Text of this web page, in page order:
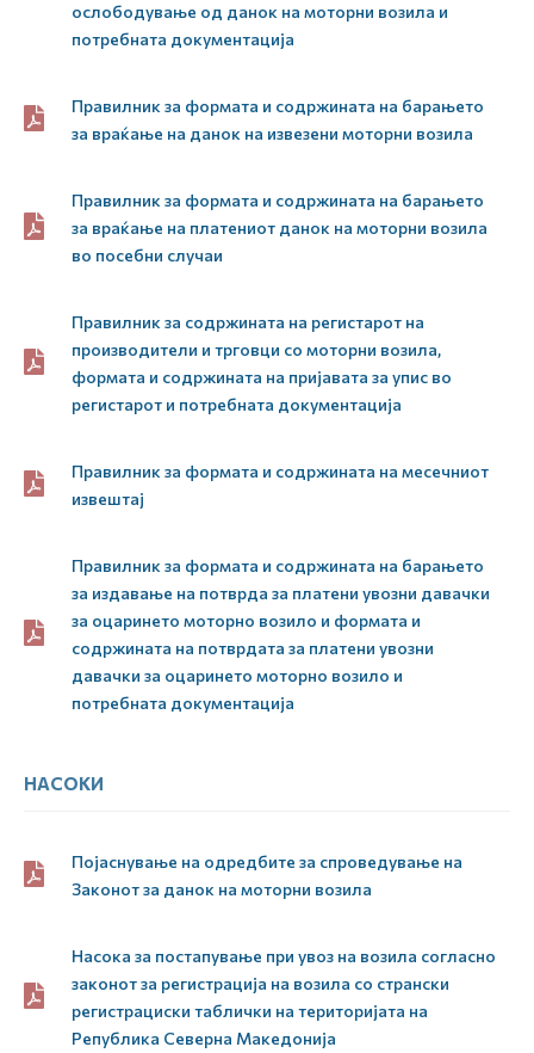
ослободување од данок на моторни возила и
потребната документација
Правилник за формата и содржината на барањето
за враќање на данок на извезени моторни возила
Правилник за формата и содржината на барањето
за враќање на платениот данок на моторни возила
во посебни случаи
Правилник за содржината на регистарот на
производители и трговци со моторни возила,
формата и содржината на пријавата за упис во
регистарот и потребната документација
Правилник за формата и содржината на месечниот
извештај
Правилник за формата и содржината на барањето
за издавање на потврда за платени увозни давачки
за оцаринето моторно возило и формата и
содржината на потврдата за платени увозни
давачки за оцаринето моторно возило и
потребната документација
НАСОКИ
Појаснување на одредбите за спроведување на
Законот за данок на моторни возила
Насока за постапување при увоз на возила согласно
законот за регистрација на возила со странски
регистрациски таблички на територијата на
Република Северна Македонија